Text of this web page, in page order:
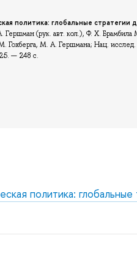
политика: глобальные стратегии
(рук. авт. кол.), Ф. Х. Брамбила
Гохберга, М. А. Гершмана; Нац.
— 248 с.
политика: